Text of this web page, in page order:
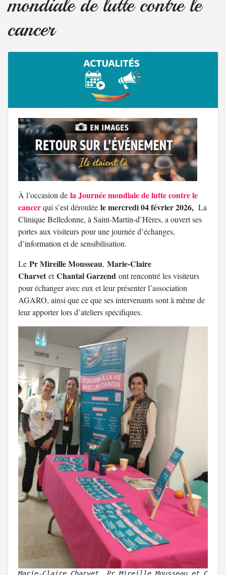
mondiale de lutte contre le
cancer
À l’occasion de la Journée mondiale de lutte contre le
cancerqui s’est déroulée le mercredi 04 février 2026, La
Clinique Belledonne, à Saint-Martin-d’Hères, a ouvert ses
portes aux visiteurs pour une journée d’échanges,
d’information et de sensibilisation.
Le Pr Mireille Mousseau, Marie-Claire
CharvetetChantal Garzend ont rencontré les visiteurs
pour échanger avec eux et leur présenter l’association
AGARO, ainsi que ce que ses intervenants sont à même de
leur apporter lors d’ateliers spécifiques.
Marie-Claire Charvet, Pr Mireille Mousseau et